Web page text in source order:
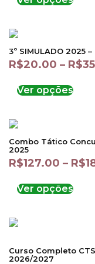
3º SIMULADO 2025
R$20.00 – R$
Ver opções
Combo Tático
2025
R$127.00 – R$
Ver opções
Curso Completo
2026/2027